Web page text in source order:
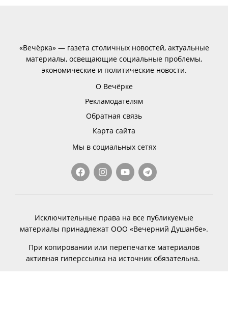
«Вечёрка» — газета столичных новостей, актуальные
материалы, освещающие социальные проблемы,
экономические и политические новости.
О Вечёрке
Рекламодателям
Обратная связь
Карта сайта
Мы в социальных сетях
Исключительные права на все публикуемые
материалы принадлежат ООО «Вечерний Душанбе».
При копировании или перепечатке материалов
активная гиперссылка на источник обязательна.